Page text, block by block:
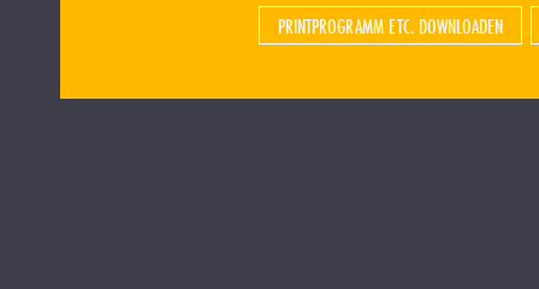
PRINTPROGRAMM ETC. DOWNLOADEN